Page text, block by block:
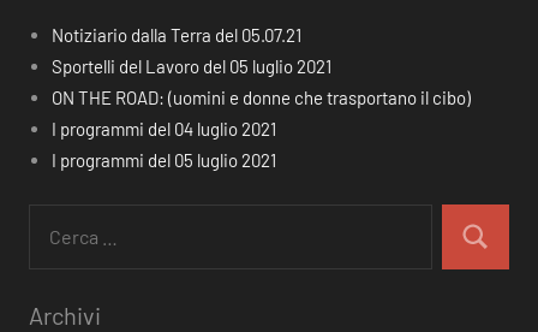
Notiziario dalla Terra del 05.07.21
Sportelli del Lavoro del 05 luglio 2021
ON THE ROAD: (uomini e donne che trasportano il cibo)
I programmi del 04 luglio 2021
I programmi del 05 luglio 2021
per:
Cerca
Archivi